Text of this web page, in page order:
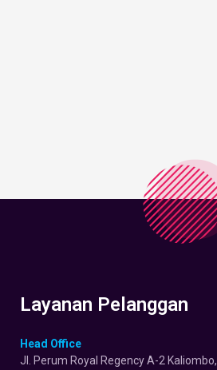
Layanan Pelanggan
Head Office
Jl. Perum Royal Regency A-2 Kaliombo,